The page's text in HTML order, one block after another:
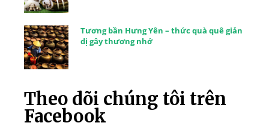
Tương bần Hưng Yên – thức quà quê giản
dị gây thương nhớ
Theo dõi chúng tôi trên
Facebook